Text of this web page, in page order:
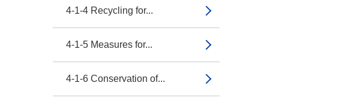
4-1-4 Recycling for...
4-1-5 Measures for...
4-1-6 Conservation of...